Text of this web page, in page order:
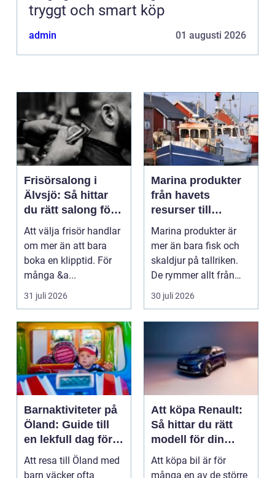
tryggt och smart köp
admin 01 augusti 2026
Frisörsalong i
Älvsjö: Så hittar
du rätt salong för
din stil och vardag
Att välja frisör handlar
om mer än att bara
boka en klipptid. För
många &a...
31 juli 2026
Marina produkter
från havets
resurser till
hållbara
upplevelser
Marina produkter är
mer än bara fisk och
skaldjur på tallriken.
De rymmer allt från
mat och hälsa ti...
30 juli 2026
Barnaktiviteter på
Öland: Guide till
en lekfull dag för
hela familjen
Att resa till Öland med
barn väcker ofta
Att köpa Renault:
Så hittar du rätt
modell för din
vardag
Att köpa bil är för
många en av de större